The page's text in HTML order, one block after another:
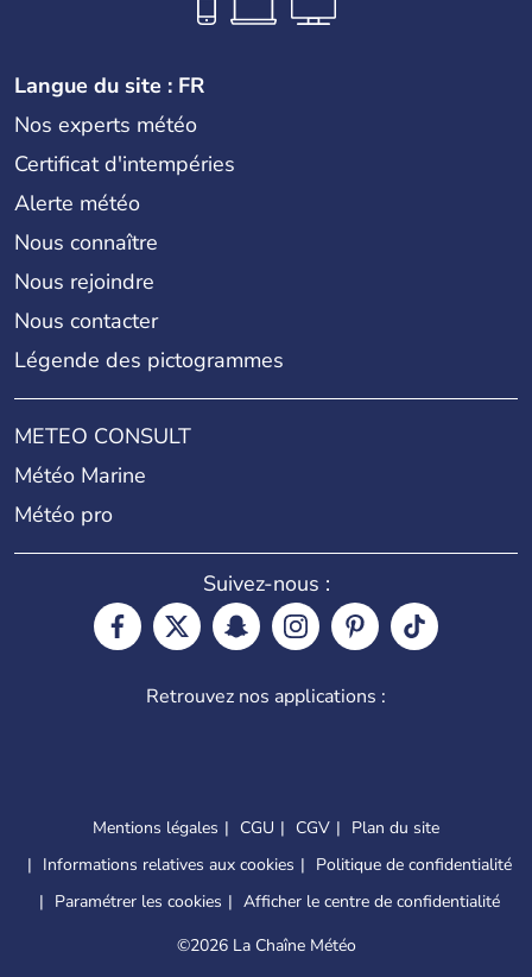
Langue du site : FR
Nos experts météo
Certificat d'intempéries
Alerte météo
Nous connaître
Nous rejoindre
Nous contacter
Légende des pictogrammes
METEO CONSULT
Météo Marine
Météo pro
Suivez-nous :
Retrouvez nos applications :
Mentions légales CGU CGV
Plan du site
Informations relatives aux cookies
Politique de confidentialité
Paramétrer les cookies
Afficher le centre de confidentialité
©2026 La Chaîne Météo